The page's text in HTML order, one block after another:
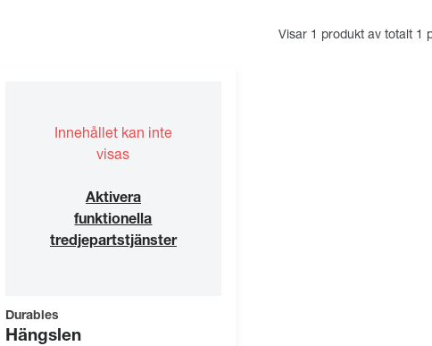
Visar 1 produkt av totalt 1
Innehållet kan inte
visas
Aktivera
funktionella
tredjepartstjänster
Durables
Hängslen